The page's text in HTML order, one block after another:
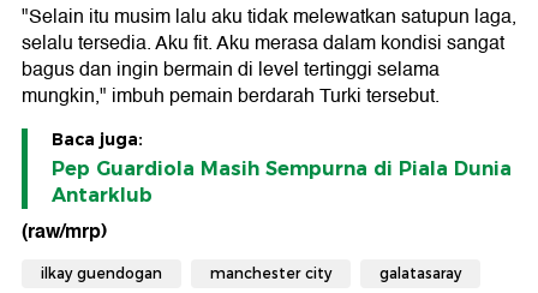
"Selain itu musim lalu aku tidak melewatkan satupun laga,
selalu tersedia. Aku fit. Aku merasa dalam kondisi sangat
bagus dan ingin bermain di level tertinggi selama
mungkin," imbuh pemain berdarah Turki tersebut.
Baca juga:
Pep Guardiola Masih Sempurna di Piala Dunia
Antarklub
(raw/mrp)
ilkay guendogan manchester city galatasaray